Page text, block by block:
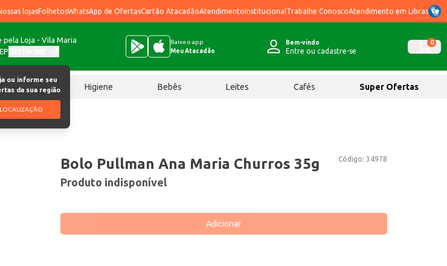
lojasFolhetosWhatsApp de OfertasCartão AtacadãoAtendimentoInstitucional Trabalhe ConoscoAtendimento em Libras
pela Loja - Vila Maria
ou informe seu
da sua região
Baixe o app
Meu Atacadão
Bem-vindo
Entre ou cadastre-se
0
Higiene Bebês Leites Cafés Super Ofertas
Código: 34978
Bolo Pullman Ana Maria Churros 35g
Produto indisponível
Adicionar